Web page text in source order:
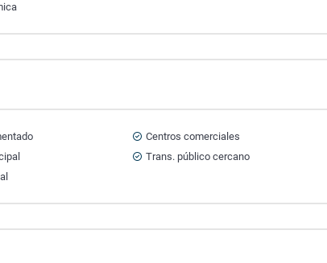
Centros comerciales
Trans. público cercano